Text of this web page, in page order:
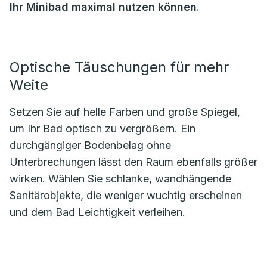
Ihr Minibad maximal nutzen können.
Optische Täuschungen für mehr
Weite
Setzen Sie auf helle Farben und große Spiegel,
um Ihr Bad optisch zu vergrößern. Ein
durchgängiger Bodenbelag ohne
Unterbrechungen lässt den Raum ebenfalls größer
wirken. Wählen Sie schlanke, wandhängende
Sanitärobjekte, die weniger wuchtig erscheinen
und dem Bad Leichtigkeit verleihen.